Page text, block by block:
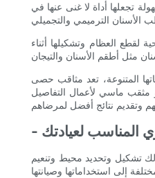
تجعلها أداة لا غنى عنها في
لقطع العظام وتشكيلها أثناء
المتنوعة، تعد مثاقب حصى
مثقب ماسي لأعمال التفاصيل
المناسب لعيادتك
تشكيل وتحديد محيط وتنعيم